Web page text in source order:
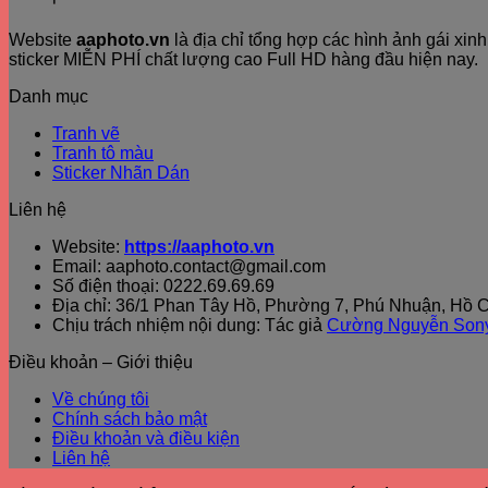
Website aaphoto.vn là địa chỉ tổng hợp các hình ảnh gái
sticker MIỄN PHÍ chất lượng cao Full HD hàng đầu hiện nay.
Danh mục
Tranh vẽ
Tranh tô màu
Sticker Nhãn Dán
Liên hệ
Website: https://aaphoto.vn
Email: aaphoto.contact@gmail.com
Số điện thoại: 0222.69.69.69
Địa chỉ: 36/1 Phan Tây Hồ, Phường 7, Phú Nhuận, Hồ
Chịu trách nhiệm nội dung: Tác giả Cường Nguyễn
Điều khoản – Giới thiệu
Về chúng tôi
Chính sách bảo mật
Điều khoản và điều kiện
Liên hệ